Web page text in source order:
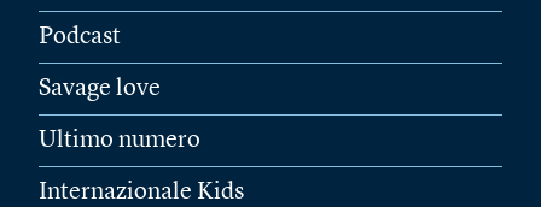
Podcast
Savage love
Ultimo numero
Internazionale Kids